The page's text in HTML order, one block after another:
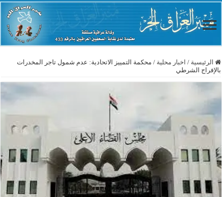
الرئيسية / اخبار محلية / محكمة التمييز الاتحادية: عدم شمول تاجر المخدرات
بالإفراج الشرطي